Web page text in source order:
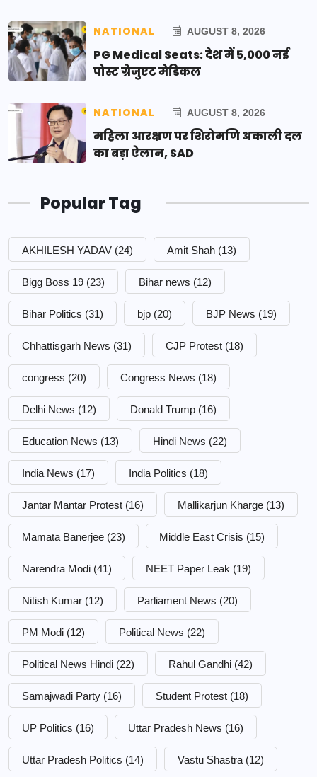
NATIONAL AUGUST 8, 2026
PG Medical Seats: देश में 5,000 नई
पोस्ट ग्रेजुएट मेडिकल
NATIONAL AUGUST 8, 2026
महिला आरक्षण पर शिरोमणि अकाली दल
का बड़ा ऐलान, SAD
Popular Tag
AKHILESH YADAV (24) Amit Shah (13)
Bigg Boss 19 (23) Bihar news (12)
Bihar Politics (31) bjp (20) BJP News (19)
Chhattisgarh News (31) CJP Protest (18)
congress (20) Congress News (18)
Delhi News (12) Donald Trump (16)
Education News (13) Hindi News (22)
India News (17) India Politics (18)
Jantar Mantar Protest (16) Mallikarjun Kharge (13)
Mamata Banerjee (23) Middle East Crisis (15)
Narendra Modi (41) NEET Paper Leak (19)
Nitish Kumar (12) Parliament News (20)
PM Modi (12) Political News (22)
Political News Hindi (22) Rahul Gandhi (42)
Samajwadi Party (16) Student Protest (18)
UP Politics (16) Uttar Pradesh News (16)
Uttar Pradesh Politics (14) Vastu Shastra (12)